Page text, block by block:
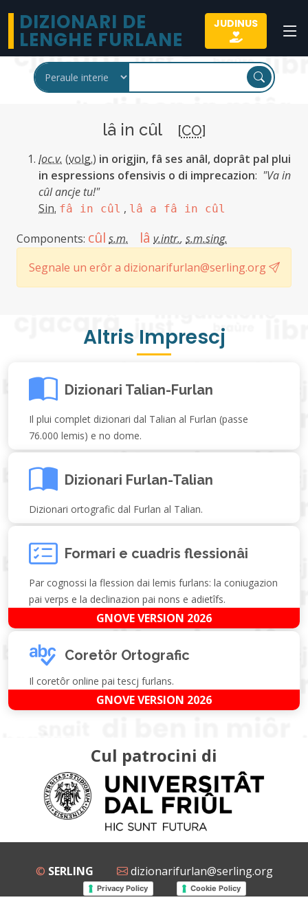
DIZIONARI DE
LENGHE FURLANE
JUDINUS
lâ in cûl [CO]
loc.v. (volg.) in origjin, fâ ses anâl, doprât pal plui
in espressions ofensivis o di imprecazion: "Va in
cûl ancje tu!"
Sin. fâ in cûl , lâ a fâ in cûl
Components: cûl s.m. lâ v.intr., s.m.sing.
Segnale un erôr a dizionarifurlan@serling.org
Altris Imprescj
Dizionari Talian-Furlan
Il plui complet dizionari dal Talian al Furlan (passe
76.000 lemis) e no dome.
Dizionari Furlan-Talian
Dizionari ortografic dal Furlan al Talian.
Formari e cuadris flessionâi
Par cognossi la flession dai lemis furlans: la coniugazion
pai verps e la declinazion pai nons e adietîfs.
GNOVE VERSION 2026
Coretôr Ortografic
Il coretôr online pai tescj furlans.
GNOVE VERSION 2026
Cul patrocini di
© SERLING dizionarifurlan@serling.org
Privacy Policy Cookie Policy